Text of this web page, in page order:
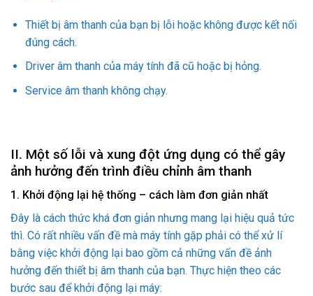
Thiết bị âm thanh của bạn bị lỗi hoặc không được kết nối
đúng cách.
Driver âm thanh của máy tính đã cũ hoặc bị hỏng.
Service âm thanh không chạy.
II. Một số lỗi và xung đột ứng dụng có thể gây
ảnh hưởng đến trình điều chỉnh âm thanh
1. Khởi động lại hệ thống – cách làm đơn giản nhất
Đây là cách thức khá đơn giản nhưng mang lại hiệu quả tức
thì. Có rất nhiều vấn đề mà máy tính gặp phải có thể xử lí
bằng việc khởi động lại bao gồm cả những vấn đề ảnh
hưởng đến thiết bị âm thanh của bạn. Thực hiện theo các
bước sau để khởi động lại máy: